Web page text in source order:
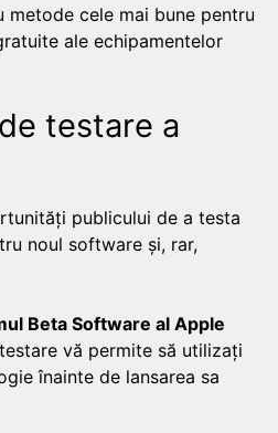
metode cele mai bune pentru
ale echipamentelor
testare a
publicului de a testa
noul software și, rar,
Beta Software al Apple
vă permite să utilizați
înainte de lansarea sa